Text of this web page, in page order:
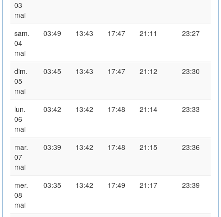
03
mai
sam.
04
mai
03:49 13:43 17:47 21:11 23:27
dim.
05
mai
03:45 13:43 17:47 21:12 23:30
lun.
06
mai
03:42 13:42 17:48 21:14 23:33
mar.
07
mai
03:39 13:42 17:48 21:15 23:36
mer.
08
mai
03:35 13:42 17:49 21:17 23:39